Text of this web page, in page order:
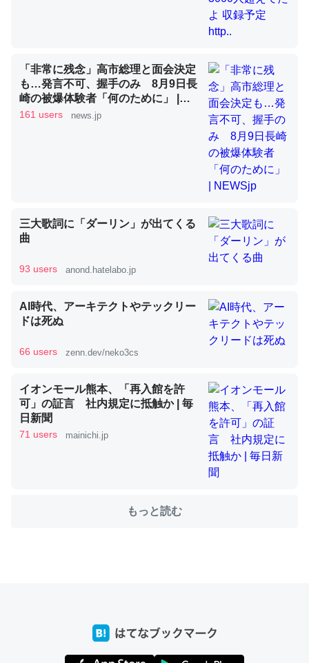
─GPTの仕組みと限界についての考察（１） - conceptualization
昆虫ってカルシウム少ないのか。知らんかった。調べたら
コオロギのカルシウム分はエビの600分の1程度。
─ニュース :: 【研究発表】昆虫学の大問題＝「昆虫はなぜ海にいな
論文では「淡水はカルシウムも酸素も不足してて両方に不
利だから両方が拮抗してるのでは」とあって面白い。海に
いる鋏角類（カブトガニ・ウミグモ）はカルシウムを使わ
─ニュース :: 【研究発表】昆虫学の大問題＝「昆虫はなぜ海にいな
いのか」に関する新仮説
これを元に考えるとカルシウムを大量に使う脊椎動物と貝
類は苦労してるんだな…。腹足類だと殻を無くしてナメク
ジになったり努力してるし。
─ニュース :: 【研究発表】昆虫学の大問題＝「昆虫はなぜ海にいな
─たまにLINEするくらいだった遠方の父67歳と僕。ITツール導入で
コミュニケーションが劇的に変化した｜tayorini by LIFULL介護
「非常に残念」高市総理と面会決定
も…発言不可、握手のみ 8月9日長
崎の被爆体験者「何のために」 |
NEWSjp
161 users news.jp
三大歌詞に「ダーリン」が出てくる
曲
93 users anond.hatelabo.jp
AI時代、アーキテクトやテックリー
ドは死ぬ
66 users zenn.dev/neko3cs
イオンモール熊本、「再入館を許
可」の証言 社内規定に抵触か | 毎
日新聞
71 users mainichi.jp
もっと読む